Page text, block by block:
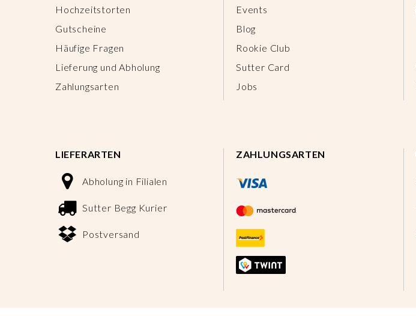
Hochzeitstorten
Gutscheine
Häufige Fragen
Lieferung und Abholung
Zahlungsarten
Events
Blog
Rookie Club
Sutter Card
Jobs
LIEFERARTEN
Abholung in Filialen
Sutter Begg Kurier
Postversand
ZAHLUNGSARTEN